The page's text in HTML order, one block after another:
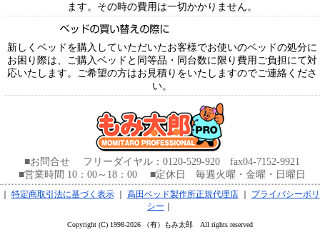
ます。その時の費用は一切かかりません。
新しくベッドを購入していただいたお客様でお使いのベッドの処分に
お困り際は、ご購入ベッドと同等品・同台数に限り費用ご負担にて対
応いたします。ご希望の方はお見積りをいたしますのでご連絡くださ
い。
■お問合せ フリーダイヤル：0120-529-920 fax04-7152-9921
■営業時間 10：00～18：00 ■定休日 毎週火曜・金曜・日曜日
特定商取引法に基づく表示｜ 高田ベッド製作所正規代理店｜
プライバシーポリ
シー
Copyright (C) 1998-2026 （有）もみ太郎 All rights reserved